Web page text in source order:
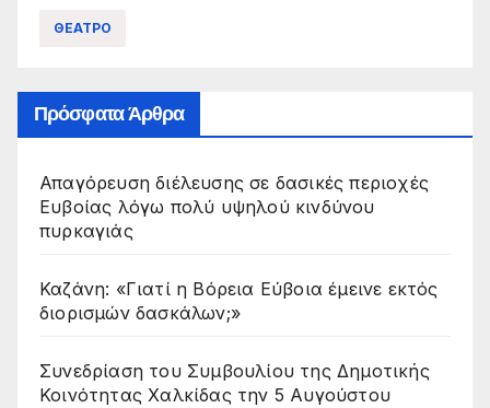
ΘΕΑΤΡΟ
Πρόσφατα Άρθρα
Απαγόρευση διέλευσης σε δασικές περιοχές
Ευβοίας λόγω πολύ υψηλού κινδύνου
πυρκαγιάς
Καζάνη: «Γιατί η Βόρεια Εύβοια έμεινε εκτός
διορισμών δασκάλων;»
Συνεδρίαση του Συμβουλίου της Δημοτικής
Κοινότητας Χαλκίδας την 5 Αυγούστου